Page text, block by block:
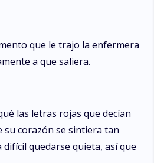
que le trajo la enfermera
a que saliera.
las letras rojas que decían
su corazón se sintiera tan
quedarse quieta, así que